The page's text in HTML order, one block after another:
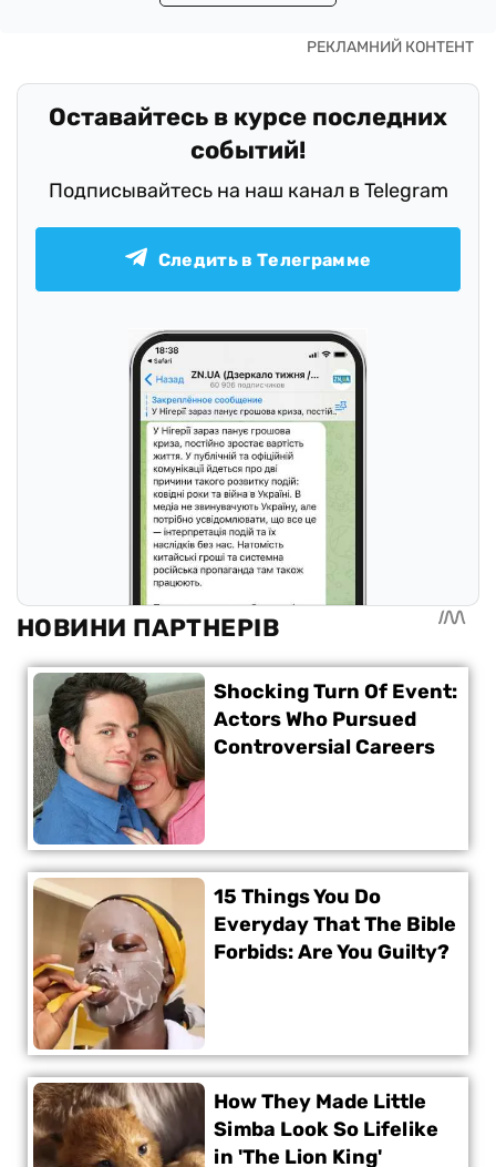
Оставайтесь в курсе последних
событий!
Подписывайтесь на наш канал в Telegram
Следить в Телеграмме